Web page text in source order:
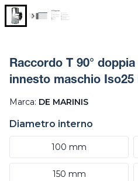
Raccordo T 90°
innesto maschio Iso25
Marca: DE MARINIS
Diametro interno
100 mm
150 mm